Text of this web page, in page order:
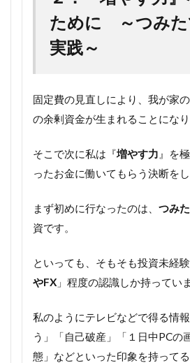
ために ～つみた
実践～
固定費の見直しにより、我が家
の余剰資金が生まれることになり
そこで次に私は『増やす力 』を
ったお金に働いてもらう決断をし
まず初めに行なったのは、 つみ
資です。
といっても、そもそも投資未経
やFX 」程度の認識しか持ってい
私のようにテレビなどで得る情
う」「自己破産」「１日中PCの
態」などといった印象を持って